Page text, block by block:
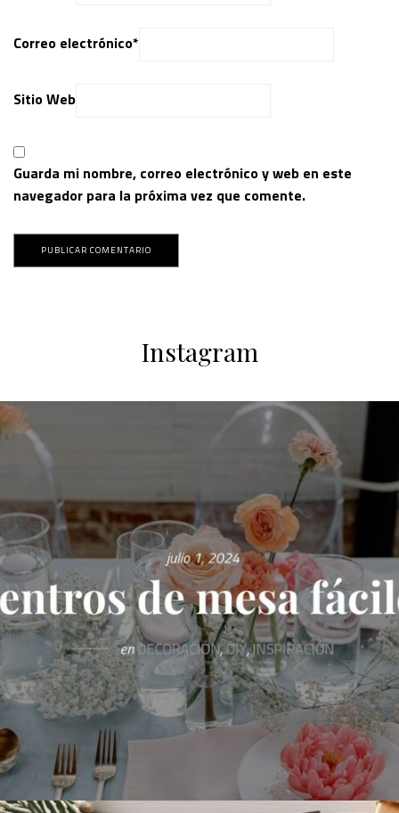
Correo electrónico*
Sitio Web
Guarda mi nombre, correo electrónico y web en este
navegador para la próxima vez que comente.
Instagram